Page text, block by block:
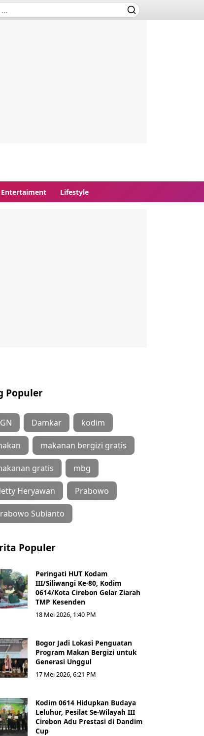
Entertaiment Lifestyle
Populer
Damkar kodim
makanan bergizi gratis
gratis mbg
Heryawan Prabowo
Subianto
Populer
Peringati HUT Kodam
III/Siliwangi Ke-80, Kodim
0614/Kota Cirebon Gelar Ziarah
TMP Kesenden
18 Mei 2026, 1:40 PM
Bogor Jadi Lokasi Penguatan
Program Makan Bergizi untuk
Generasi Unggul
17 Mei 2026, 6:21 PM
Kodim 0614 Hidupkan Budaya
Leluhur, Pesilat Se-Wilayah III
Cirebon Adu Prestasi di Dandim
Cup